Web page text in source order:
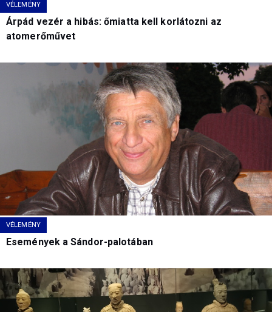
VÉLEMÉNY
Árpád vezér a hibás: őmiatta kell korlátozni az
atomerőművet
VÉLEMÉNY
Események a Sándor-palotában